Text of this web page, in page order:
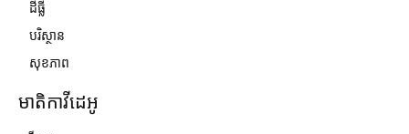
ដីធ្លី
បរិស្ថាន
សុខភាព
មាតិកាវីដេអូ